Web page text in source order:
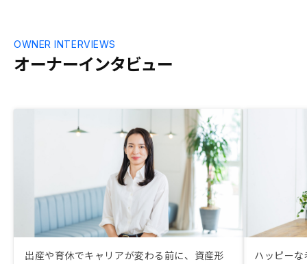
オーナーインタビュー
OWNER INTERVIEWS
出産や育休でキャリアが変わる前に、資産形
ハッピー